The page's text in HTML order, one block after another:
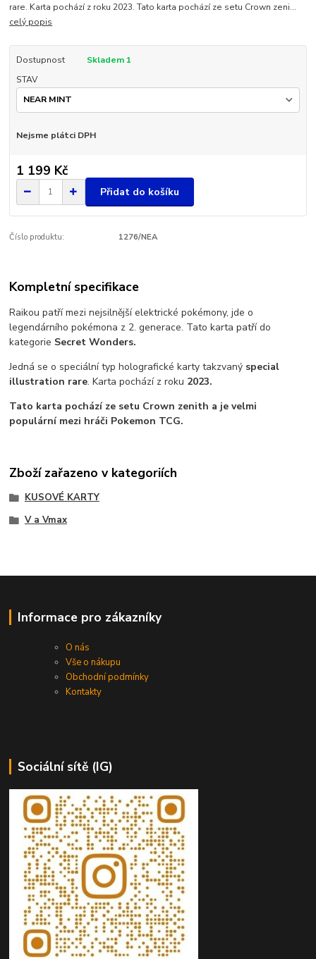
rare. Karta pochází z roku 2023. Tato karta pochází ze setu Crown zeni...
celý popis
Dostupnost
Skladem 1
STAV
Nejsme plátci DPH
1 199 Kč
Přidat do košíku
Číslo produktu: 1276/NEA
Kompletní specifikace
Raikou patří mezi nejsilnější elektrické pokémony, jde o
legendárního pokémona z 2. generace. Tato karta patří do
kategorie Secret Wonders.
Jedná se o speciální typ holografické karty takzvaný special
illustration rare. Karta pochází z roku 2023.
Tato karta pochází ze setu Crown zenith a je velmi
populární mezi hráči Pokemon TCG.
Zboží zařazeno v kategoriích
KUSOVÉ KARTY
V a Vmax
Informace pro zákazníky
O nás
Vše o nákupu
Obchodní podmínky
Kontakty
Sociální sítě (IG)